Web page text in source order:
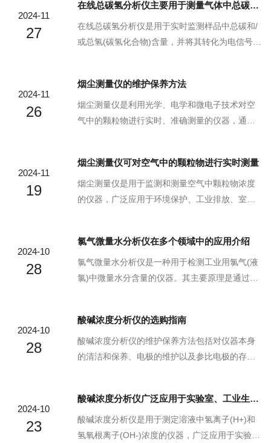
环境清洁-工作场所安全：确保工作场所干净整
洁，通风良好，并使用防静电设备来防止静电损
害仪器。-...
诊断功能等特点。此外，该传感器还具有广泛的
测量范围，从环境水平到高浓度水分的监测，并
且操作简单直观，数据传输方便‌。CMC微量水传
供高精度和灵敏度的水分测定。这种传感器利用
电解水分子为氢气与氧气原理，通过电解电流使
酸中的水分...
2024-11
27
在线总碳氢分析仪主要用于测量气体中总碳氢化合物的浓度
在线总碳氢分析仪是用于实时监测样品中总碳和/
或总氢(碳氢化合物)含量，并将其转化为电信号进
境下的燃烧器中燃烧，高温下样气中的碳氢化合
物发生化学电离，形成CH结构的CHO+离子，通
过检测该离子流来测量VOC浓度值‌。在线总碳氢
器中燃烧，高温下样气中的碳氢化合物发生化学
电离，形成CHO+离子。检测器检测...
2024-11
26
烟尘测量仪的维护保养方法
烟尘测量仪是利用光学、电学和微电子技术对空
气中的颗粒物进行实时、准确测量的仪器，通过
结果的准确性。在实际应用中，可以根据需求选
择合适的测量原理，以满足不同领域的监测需
求。烟尘测量仪的特点分析：-气体传感器自动修
功能：装配有智能化烟气预处理器的，能够对管
道中的烟尘烟气进行过滤收集等处理，使测量结
果更加准确，同...
2024-11
19
烟尘测量仪可对空气中的颗粒物进行实时测量
烟尘测量仪是用于监测和测量空气中颗粒物浓度
的仪器，广泛应用于环境保护、工业排放、室内
准确的测量。其工作原理主要基于光散射法。光
散射法是一种通过测量光线在颗粒物表面的散射
程度来推算颗粒物浓度的方法。当光线照射到空
光的强度，就可以计算出颗粒物的浓度。光路系
统主要包括光源、透镜、光电探测器等部件。光
源通常采用激光或L...
2024-10
28
氯气微量水分析仪在多个领域中的应用介绍
‌氯气微量水分析仪‌是一种用于检测工业用氯气(液
氯)中微量水分含量的仪器。其主要原理是通过电
水分含量‌。应用领域氯气微量水分析仪广泛应用
于多个领域，包括氯碱化工、电子特气等。在生
产和质量控制过程中，该仪器起到了重要作用‌。
子产生氢气和氧气，根据电解电流与水分含量的
比例关系来测量水分含量；而五氧化二磷法则利
用五氧...
2024-10
28
酸碱浓度分析仪的选购指南
酸碱浓度分析仪的维护保养方法包括对仪器本身
的清洁和保养、电极的维护以及参比电极的存
擦拭外壳，对于顽固污渍，可使用少量温和的清
洁剂。-环境适宜：将设备存放在干燥、无尘的环
境中，避免高温和高湿度环境，这可能导致内部
2024-10
23
酸碱浓度分析仪广泛应用于实验室、工业生产和环保领域中
酸碱浓度分析仪是用于测定溶液中氢离子(H+)和
氢氧根离子(OH-)浓度的仪器，广泛应用于实验